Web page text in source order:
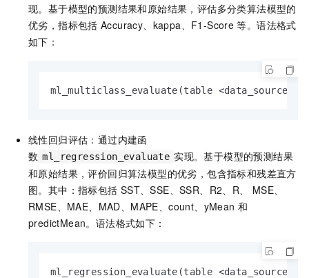
现。基于模型的预测结果和原始结果，评估多分类算法模型的
优劣，指标包括 Accuracy、kappa、F1-Score 等。语法格式
如下：
ml_multiclass_evaluate(table
线性回归评估：通过内建函
数 ml_regression_evaluate 实现。基于模型的预测结果
和原始结果，评价回归算法模型的优劣，包含指标和残差直方
图。其中：指标包括 SST、SSE、SSR、R2、R、 MSE、
RMSE、MAE、MAD、MAPE、count、yMean 和
predictMean。语法格式如下：
ml_regression_evaluate(table